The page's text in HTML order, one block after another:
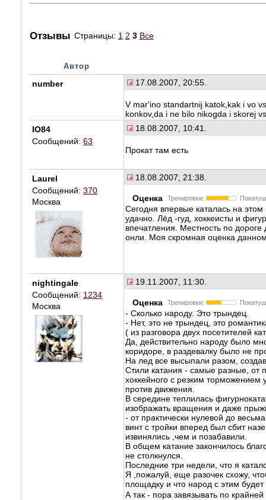
Отзывы Страницы: 1 2 3 Все
Автор
number 17.08.2007, 20:55.
V mar'ino standartnij katok,kak i vo
konkov,da i ne bilo nikogda i skorej
IO84
Сообщений:63
18.08.2007, 10:41.
Прокат там есть
Laurel
Сообщений:370
Москва
18.08.2007, 21:38.
Оценка Тренировки:
Сегодня впервые каталась на
удачно. Лёд -гуд, хоккеисты и
впечатления. Местность по
онли. Моя скромная оценка
nightingale
Сообщений: 1234
Москва
19.11.2007, 11:30.
Оценка Тренировки:
- Сколько народу. Это трындец.
- Нет, это не трындец, это
( из разговора двух посетителей
Да, действительно народу было
коридоре, в раздевалку было не
На лед все высыпали разом,
Стили катания - самые разные, от
хоккейного с резким
против движения.
В середине теплилась
изображать вращения и даже
- от практически нулевой до
винт с тройки вперед был сбит
извинялись ,чем и позабавили.
В общем катание закончилось
не столкнулся.
Последние три недели, что я
Я ,пожалуй, еще разочек схожу,
площадку и что народ с этим будет
А так - пора завязывать по